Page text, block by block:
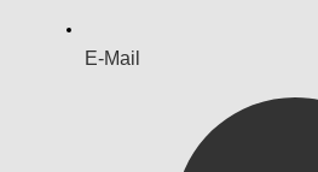
E-Mail